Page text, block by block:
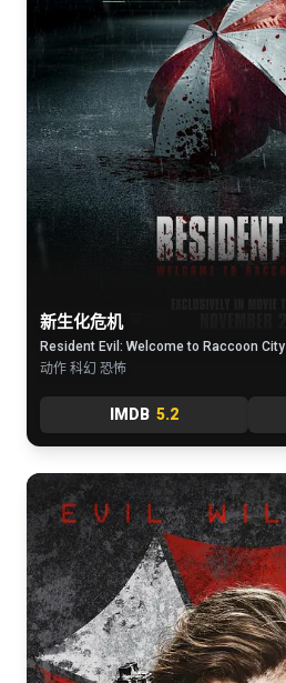
新生化危机
Resident Evil: Welcome to Raccoon City
动作 科幻 恐怖
IMDB 5.2